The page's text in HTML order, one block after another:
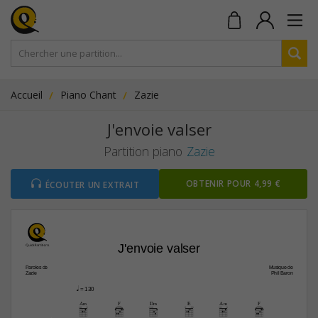
Accueil Piano Chant Zazie
J'envoie valser
Partition piano Zazie
ÉCOUTER UN EXTRAIT OBTENIR POUR 4,99 €
Paroles de
Zazie
Musique de
Phil Baron
J'envoie valser
A‹ F D‹ E A‹ F
q = 130